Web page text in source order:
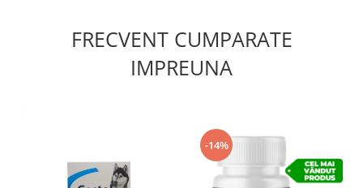
FRECVENT CUMPARATE
IMPREUNA
-14%